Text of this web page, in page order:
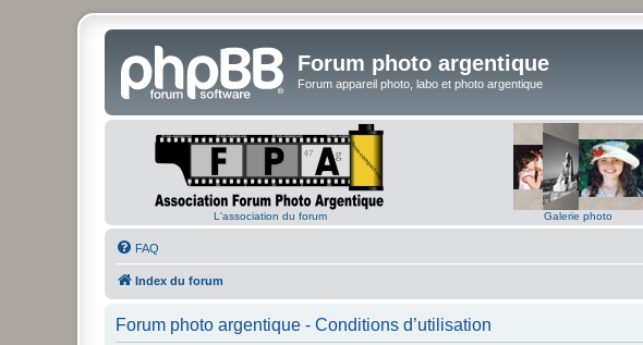
Forum photo argentique
Forum appareil photo, labo et photo argentique
L'association du forum Galerie photo
FAQ
Index du forum
Forum photo argentique - Conditions d’utilisation